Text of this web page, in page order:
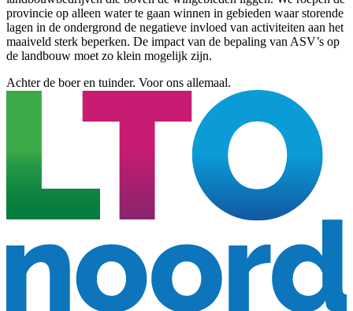
provincie op alleen water te gaan winnen in gebieden waar storende
lagen in de ondergrond de negatieve invloed van activiteiten aan het
maaiveld sterk beperken. De impact van de bepaling van ASV’s op
de landbouw moet zo klein mogelijk zijn.
Achter de boer en tuinder. Voor ons allemaal.